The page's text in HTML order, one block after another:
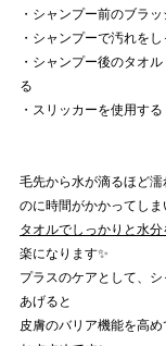
・シャンプー前のブラ
・シャンプーで汚れを
・シャンプー後のタオ
る
・スリッカーを使用する
毛先から水が滴るほど
のに時間がかかってしま
タオルでしっかりと水分
楽になります✨
プラスのケアとして、
あげると
皮膚のバリア機能を高